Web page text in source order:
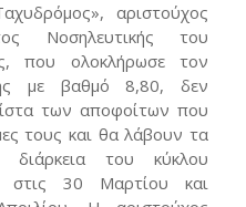
αριστούχος
Νοσηλευτικής του
που ολοκλήρωσε τον
με βαθμό 8,80, δεν
των αποφοίτων που
τους και θα λάβουν τα
του κύκλου
στις 30 Μαρτίου και